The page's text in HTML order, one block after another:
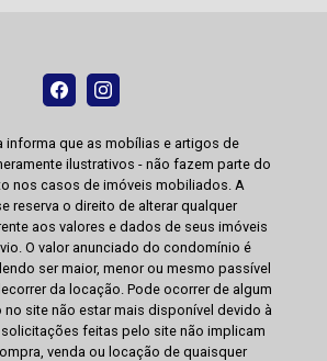
informa que as mobílias e artigos de
ilustrativos - não fazem parte do
nos casos de imóveis mobiliados. A
reserva o direito de alterar qualquer
aos valores e dados de seus imóveis
O valor anunciado do condomínio é
ser maior, menor ou mesmo passível
da locação. Pode ocorrer de algum
no site não estar mais disponível devido à
feitas pelo site não implicam
venda ou locação de quaisquer